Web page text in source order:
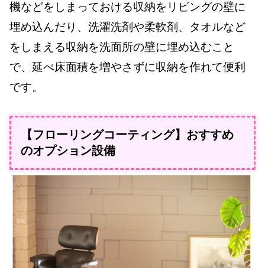
機などをしまっておける収納をリビングの壁に
埋め込んだり、洗濯洗剤や柔軟剤、タオルなど
をしまえる収納を洗面所の壁に埋め込むこと
で、延べ床面積を増やさずに収納を作れて便利
です。
【フローリングコーティング】おすすめ
のオプション設備